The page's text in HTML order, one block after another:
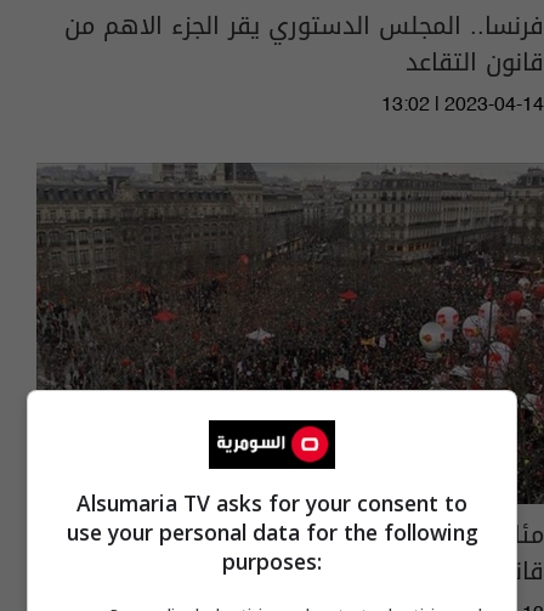
فرنسا.. المجلس الدستوري يقر الجزء الاهم من
قانون التقاعد
13:02 | 2023-04-14
مئات الالاف يتظاهرون في باريس احتجاجا على
قانون التقاعد
Alsumaria TV asks for your consent to
use your personal data for the following
purposes: